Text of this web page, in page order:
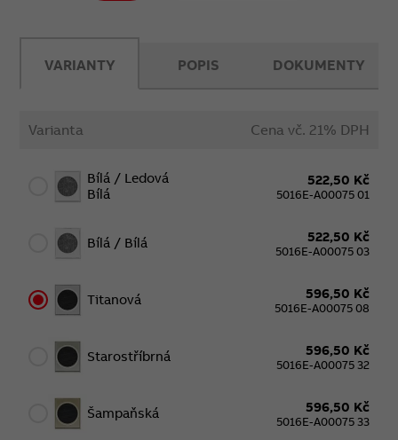
VARIANTY
Varianta Cena vč. 21% DPH
Bílá / Ledová
Bílá
522,50 Kč
5016E-A00075 01
Bílá / Bílá 522,50 Kč
5016E-A00075 03
Titanová 596,50 Kč
5016E-A00075 08
Starostříbrná 596,50 Kč
5016E-A00075 32
Šampaňská 596,50 Kč
5016E-A00075 33
POPIS DOKUMENTY